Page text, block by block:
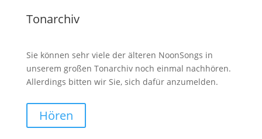
Tonarchiv
Sie können sehr viele der älteren NoonSongs in
unserem großen Tonarchiv noch einmal nachhören.
Allerdings bitten wir Sie, sich dafür anzumelden.
Hören